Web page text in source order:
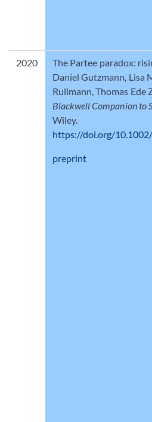
2020
The Partee paradox:
Daniel Gutzmann, Lisa
Rullmann, Thomas Ede
Blackwell Companion to
Wiley.
https://doi.org/
preprint